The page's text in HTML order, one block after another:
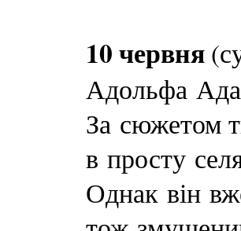
10 червня
Адольфа
За сюжетом
в просту
Однак він